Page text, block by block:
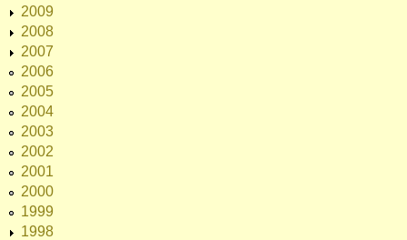
2009
2008
2007
2006
2005
2004
2003
2002
2001
2000
1999
1998